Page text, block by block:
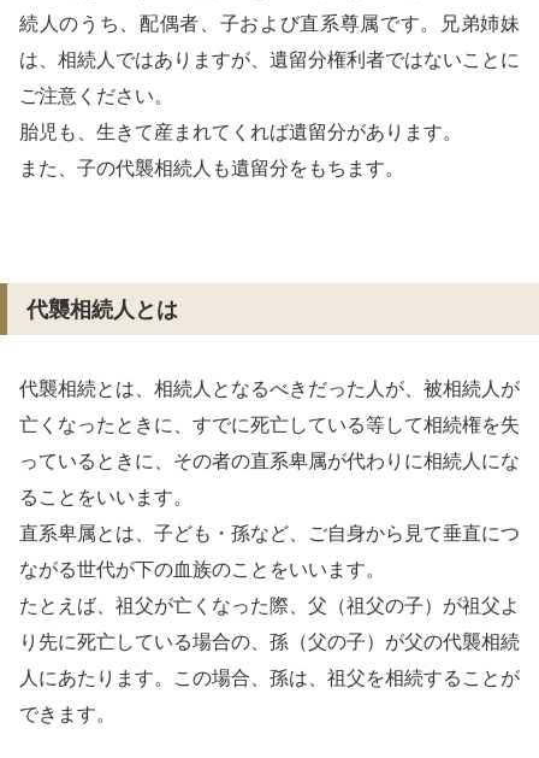
続人のうち、配偶者、子および直系尊属です。兄弟姉妹
は、相続人ではありますが、遺留分権利者ではないことに
ご注意ください。
胎児も、生きて産まれてくれば遺留分があります。
また、子の代襲相続人も遺留分をもちます。
代襲相続人とは
代襲相続とは、相続人となるべきだった人が、被相続人が
亡くなったときに、すでに死亡している等して相続権を失
っているときに、その者の直系卑属が代わりに相続人にな
ることをいいます。
直系卑属とは、子ども・孫など、ご自身から見て垂直につ
ながる世代が下の血族のことをいいます。
たとえば、祖父が亡くなった際、父（祖父の子）が祖父よ
り先に死亡している場合の、孫（父の子）が父の代襲相続
人にあたります。この場合、孫は、祖父を相続することが
できます。